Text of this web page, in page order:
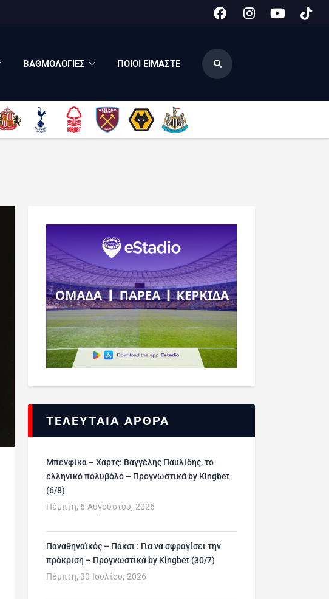
ΒΑΘΜΟΛΟΓΙΕΣ ΠΟΙΟΙ ΕΙΜΑΣΤΕ
ΤΕΛΕΥΤΑΙΑ ΑΡΘΡΑ
Μπενφίκα – Χαρτς: Βαγγέλης Παυλίδης, το
ελληνικό πολυβόλο – Προγνωστικά by Kingbet
(6/8)
Πέμπτη, 6 Αυγούστου, 2026
Παναθηναϊκός – Πάκσι : Για να σφραγίσει την
πρόκριση – Προγνωστικά by Kingbet (30/7)
Πέμπτη, 30 Ιουλίου, 2026